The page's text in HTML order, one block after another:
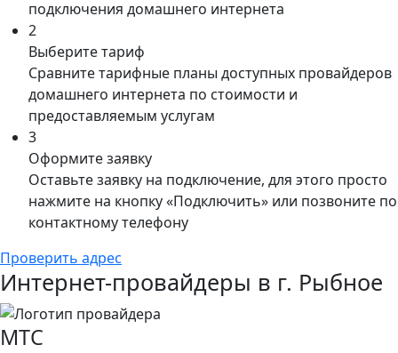
подключения домашнего интернета
2
Выберите тариф
Сравните тарифные планы доступных провайдеров
домашнего интернета по стоимости и
предоставляемым услугам
3
Оформите заявку
Оставьте заявку на подключение, для этого просто
нажмите на кнопку «Подключить» или позвоните по
контактному телефону
Проверить адрес
Интернет-провайдеры в г. Рыбное
МТС